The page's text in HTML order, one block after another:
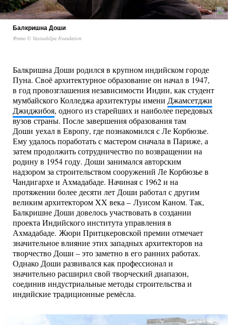
Балкришна Доши
Фото © Vastushilpa Foundation
Балкришна Доши родился в крупном индийском городе
Пуна. Своё архитектурное образование он начал в 1947,
в год провозглашения независимости Индии, как студент
мумбайского Колледжа архитектуры имени Джамсетджи
Джиджибоя, одного из старейших и наиболее передовых
вузов страны. После завершения образования там
Доши уехал в Европу, где познакомился с Ле Корбюзье.
Ему удалось поработать с мастером сначала в Париже, а
затем продолжить сотрудничество по возвращении на
родину в 1954 году. Доши занимался авторским
надзором за строительством сооружений Ле Корбюзье в
Чандигархе и Ахмадабаде. Начиная с 1962 и на
протяжении более десяти лет Доши работал с другим
великим архитектором XX века – Луисом Каном. Так,
Балкришне Доши довелось участвовать в создании
проекта Индийского института управления в
Ахмадабаде. Жюри Притцкеровской премии отмечает
значительное влияние этих западных архитекторов на
творчество Доши – это заметно в его ранних работах.
Однако Доши развивался как профессионал и
значительно расширил свой творческий диапазон,
соединив индустриальные методы строительства и
индийские традиционные ремёсла.